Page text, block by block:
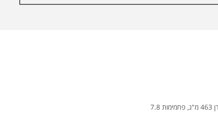
סימון תזונתי ל100 גר: אנרגיה 77 קל', שומן 4 גר', שומן טראנס: פחות מ 0.5, שומן רווי 0.4 גר', כולסטרול: 0, נתרן 463 מ"ג, פחמימות 7.8